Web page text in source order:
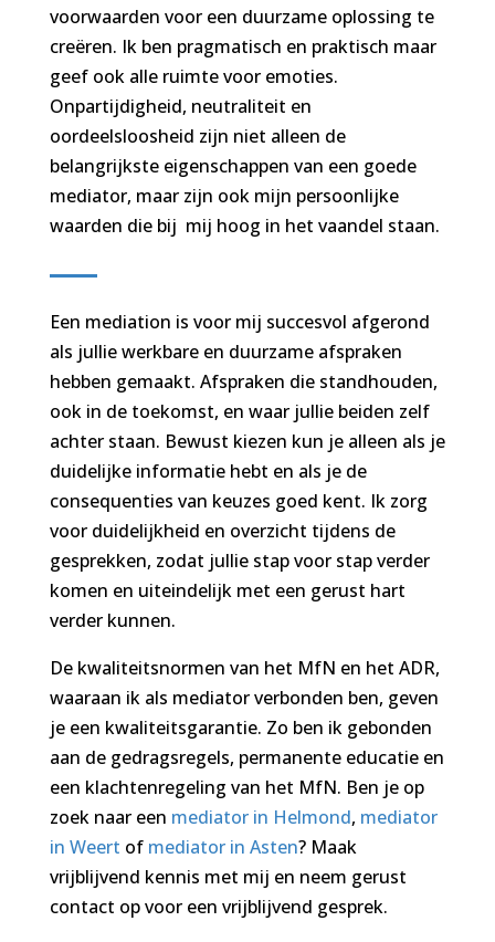
voorwaarden voor een duurzame oplossing te
creëren. Ik ben pragmatisch en praktisch maar
geef ook alle ruimte voor emoties.
Onpartijdigheid, neutraliteit en
oordeelsloosheid zijn niet alleen de
belangrijkste eigenschappen van een goede
mediator, maar zijn ook mijn persoonlijke
waarden die bij mij hoog in het vaandel staan.
Een mediation is voor mij succesvol afgerond
als jullie werkbare en duurzame afspraken
hebben gemaakt. Afspraken die standhouden,
ook in de toekomst, en waar jullie beiden zelf
achter staan. Bewust kiezen kun je alleen als je
duidelijke informatie hebt en als je de
consequenties van keuzes goed kent. Ik zorg
voor duidelijkheid en overzicht tijdens de
gesprekken, zodat jullie stap voor stap verder
komen en uiteindelijk met een gerust hart
verder kunnen.
De kwaliteitsnormen van het MfN en het ADR,
waaraan ik als mediator verbonden ben, geven
je een kwaliteitsgarantie. Zo ben ik gebonden
aan de gedragsregels, permanente educatie en
een klachtenregeling van het MfN. Ben je op
zoek naar een mediator in Helmond, mediator
in Weert of mediator in Asten? Maak
vrijblijvend kennis met mij en neem gerust
contact op voor een vrijblijvend gesprek.